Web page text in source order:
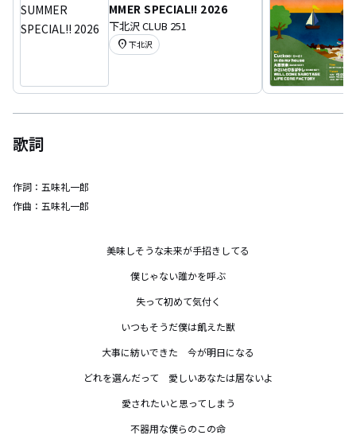
MMER SPECIAL!! 2026
下北沢 CLUB 251
location_on 下北沢
歌詞
作詞： 五味礼一郎
作曲： 五味礼一郎
美味しそうな未来が手招きしてる
僕じゃない誰かを呼ぶ
失って初めて気付く
いつもそうだ僕は飢えた獣
大事に紡いできた　今が明日になる
どれを選んだって　愛しいあなたは居ないよ
愛されたいと思ってしまう
不器用な僕らのこの命